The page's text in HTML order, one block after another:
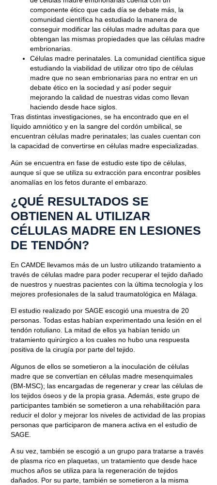
componente ético que cada día se debate más, la
comunidad científica ha estudiado la manera de
conseguir modificar las células madre adultas para que
obtengan las mismas propiedades que las células madre
embrionarias.
Células madre perinatales. La comunidad científica sigue
estudiando la viabilidad de utilizar otro tipo de células
madre que no sean embrionarias para no entrar en un
debate ético en la sociedad y así poder seguir
mejorando la calidad de nuestras vidas como llevan
haciendo desde hace siglos.
Tras distintas investigaciones, se ha encontrado queen el
líquido amniótico y en la sangre del cordón umbilical, se
encuentran células madre perinatales; las cuales cuentan con
lacapacidad de convertirse en células madre especializadas.
Aún se encuentra en fase de estudio este tipo de células,
aunque sí que se utiliza su extracción para encontrar posibles
anomalías en los fetos durante el embarazo.
¿QUÉ RESULTADOS SE
OBTIENEN AL UTILIZAR
CÉLULAS MADRE EN LESIONES
DE TENDÓN?
En CAMDE llevamos más de un lustro utilizando tratamiento a
través de células madre para poder recuperar el tejido dañado
de nuestros y nuestras pacientes con la última tecnología y los
mejores profesionales de la salud traumatológica en Málaga.
El estudio realizado por SAGEescogió una muestra de 20
personas. Todas estas habían experimentado una lesión en el
tendón rotuliano. La mitad de ellos ya habían tenido un
tratamiento quirúrgico a los cuales no hubo una respuesta
positiva de la cirugía por parte del tejido.
Algunos de ellos se sometieron a la inoculación de células
madre que se convertían en células madre mesenquimales
(BM-MSC); las encargadas de regenerar y crear las células de
los tejidos óseos y de la propia grasa. Además,este grupo de
participantes también se sometieron a una rehabilitación para
reducir el dolor y mejorar los niveles de actividad de las propias
personas que participaron de manera activa en el estudio de
SAGE.
A su vez,también se escogió a un grupo para tratarse a través
de plasma rico en plaquetas, un tratamiento que desde hace
muchos años se utiliza para la regeneración de tejidos
dañados. Por su parte, también se sometieron a la misma